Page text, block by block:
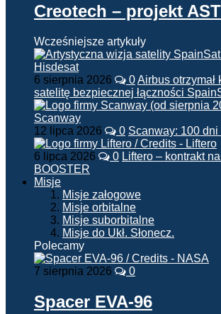
Creotech – projekt
Wcześniejsze artykuły
6 sierpnia 2026 0Airbus otrzymał
satelitę bezpiecznej łączności
12 lipca 2026 0 Scanway: 100 dni
6 lipca 2026 0 Liftero – kontrakt
BOOSTER
Misje
Misje załogowe
Misje orbitalne
Misje suborbitalne
Misje do Ukł. Słonecz.
Polecamy
7 sierpnia 2026 0
Spacer EVA-96